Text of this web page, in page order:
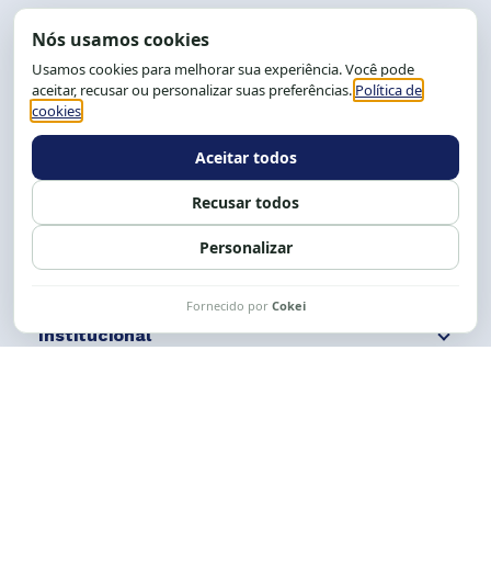
End.: R. da Graça, 150. Graça
CEP: 40.150-055
Salvador-BA, Brasil.
Tel.: (71) 2104-5457, Cel.: (71) 9 9239-2104 ou 2105
Expediente: 8h às 12h e 13 às 17h.
Siga nossas redes Fale conosco
Institucional